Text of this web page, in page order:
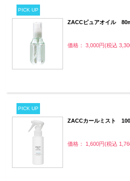
PICK UP
ZACCピュアオイル
価格： 3,000円(税込
PICK UP
ZACCカールミスト
価格： 1,600円(税込